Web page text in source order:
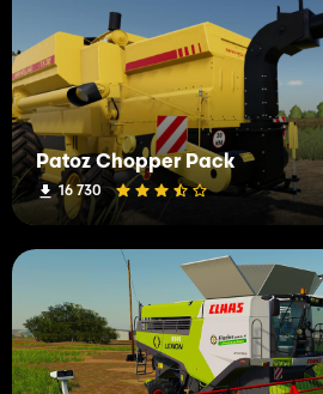
Patoz Chopper Pack
16 730